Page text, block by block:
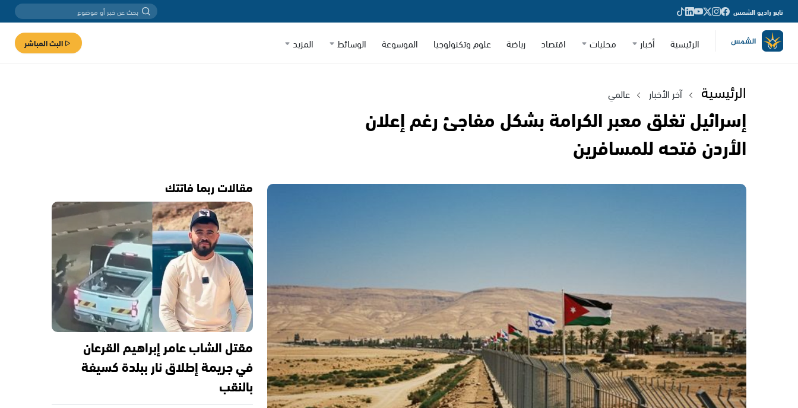
تابع راديو الشمس
الرئيسية أخبار محليات اقتصاد رياضة علوم وتكنولوجيا الموسوعة الوسائط المزيد البث المباشر
الرئيسية آخر الأخبار عالمي
إسرائيل تغلق معبر الكرامة بشكل مفاجئ رغم إعلان
الأردن فتحه للمسافرين
مقالات ربما فاتتك
مقتل الشاب عامر إبراهيم القرعان
في جريمة إطلاق نار ببلدة كسيفة
بالنقب